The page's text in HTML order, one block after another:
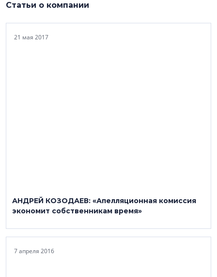
Статьи о компании
21 мая 2017
АНДРЕЙ КОЗОДАЕВ: «Апелляционная комиссия
экономит собственникам время»
7 апреля 2016